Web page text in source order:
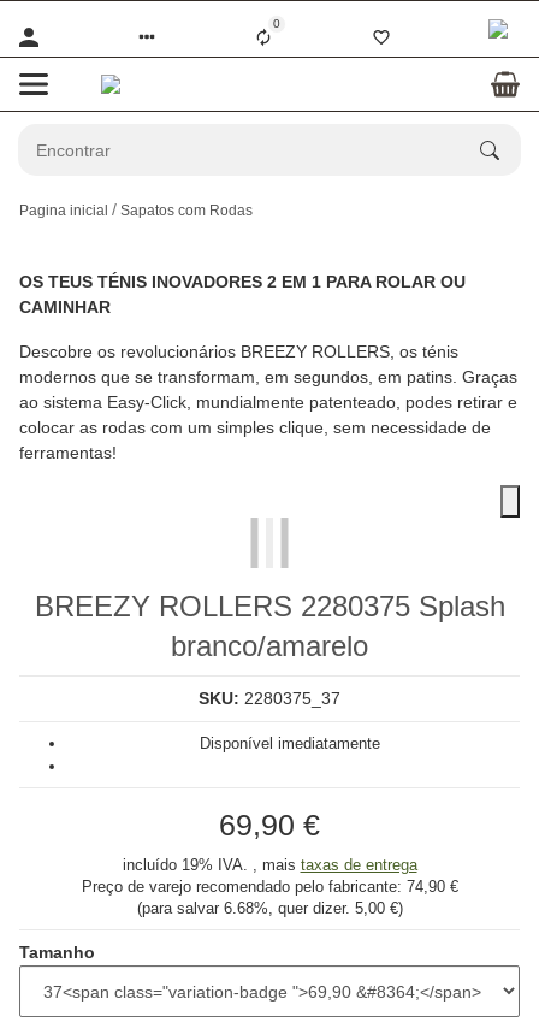
0
Pagina inicial Sapatos com Rodas
OS TEUS TÉNIS INOVADORES 2 EM 1 PARA ROLAR OU
CAMINHAR
Descobre os revolucionários BREEZY ROLLERS, os ténis
modernos que se transformam, em segundos, em patins. Graças
ao sistema Easy-Click, mundialmente patenteado, podes retirar e
colocar as rodas com um simples clique, sem necessidade de
ferramentas!
BREEZY ROLLERS 2280375 Splash
branco/amarelo
SKU: 2280375_37
Disponível imediatamente
69,90 €
incluído 19% IVA. , mais taxas de entrega
Preço de varejo recomendado pelo fabricante: 74,90 €
(para salvar 6.68%, quer dizer. 5,00 €)
Tamanho